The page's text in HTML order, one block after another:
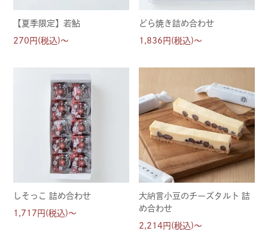
【夏季限定】若鮎
270円(税込)～
どら焼き詰め合わせ
1,836円(税込)～
しそっこ 詰め合わせ
1,717円(税込)～
大納言小豆のチーズタルト 詰
め合わせ
2,214円(税込)～